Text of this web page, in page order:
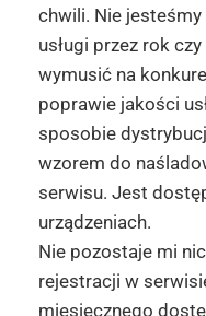
chwili. Nie
usługi przez rok
wymusić na
poprawie jakości
sposobie
wzorem do
serwisu. Jest
urządzeniach.
Nie pozostaje mi
rejestracji w
miesięcznego